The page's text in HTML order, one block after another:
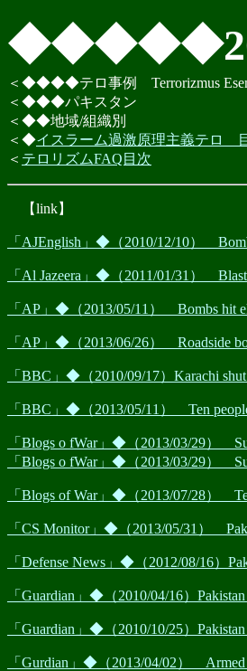
＜◆◆◆◆テロ事例 Terrorizmus
＜◆◆◆パキスタン
＜◆◆地域/組織別
＜◆イスラーム過激原理主義テロ
＜ テロリズムFAQ目次
【link】
「AJEnglish」◆（2010/12/10）
「Al Jazeera」◆（2011/01/31）
「AP」◆（2013/05/11） Bombs hit
「AP」◆（2013/06/26） Roadside
「BBC」◆（2010/09/17）Karachi
「BBC」◆（2013/05/11） Ten
「Blogs o fWar」◆（2013/03/29）
「Blogs o fWar」◆（2013/03/29）
「Blogs of War」◆（2013/07/28）
「CS Monitor」◆（2013/05/31）
「Defense News」◆（2012/08/16）
「Guardian」◆（2010/04/16）
「Guardian」◆（2010/10/25）
「Gurdian」◆（2013/04/02） Armed